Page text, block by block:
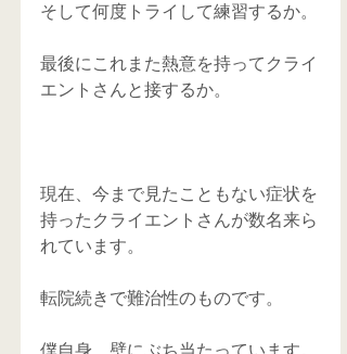
そして何度トライして練習するか。
最後にこれまた熱意を持ってクライ
エントさんと接するか。
現在、今まで見たこともない症状を
持ったクライエントさんが数名来ら
れています。
転院続きで難治性のものです。
僕自身、壁にぶち当たっています。